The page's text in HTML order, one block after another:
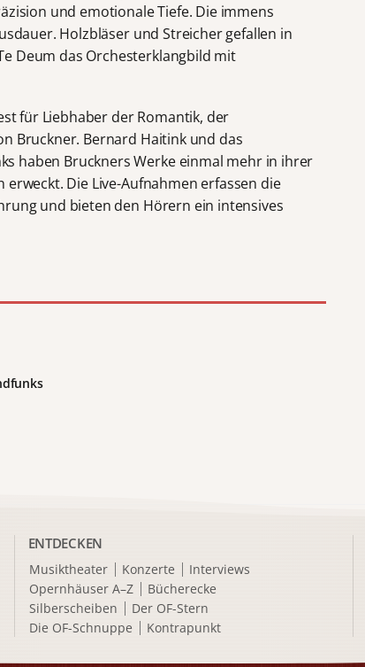
und emotionale Tiefe. Die immens
Holzbläser und Streicher gefallen in
Deum das Orchesterklangbild mit
für Liebhaber der Romantik, der
Bruckner. Bernard Haitink und das
haben Bruckners Werke einmal mehr in ihrer
Die Live-Aufnahmen erfassen die
und bieten den Hörern ein intensives
ENTDECKEN
Musiktheater Konzerte
Interviews
Opernhäuser A–Z
Bücherecke
Silberscheiben
Der OF-Stern
Die OF-Schnuppe
Kontrapunkt